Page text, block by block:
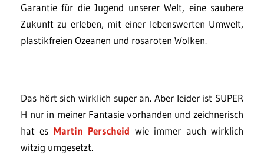
Garantie für die Jugend unserer Welt, eine saubere
Zukunft zu erleben, mit einer lebenswerten Umwelt,
plastikfreien Ozeanen und rosaroten Wolken.
Das hört sich wirklich super an. Aber leider ist SUPER
H nur in meiner Fantasie vorhanden und zeichnerisch
hat es Martin Perscheid wie immer auch wirklich
witzig umgesetzt.